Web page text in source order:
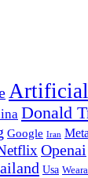
Donald
Google Iran Meta
Openai
Usa